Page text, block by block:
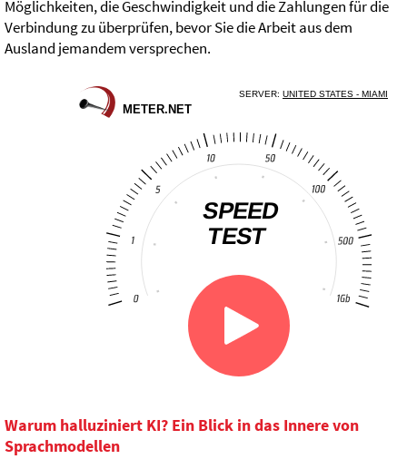
Möglichkeiten, die Geschwindigkeit und die Zahlungen für die
Verbindung zu überprüfen, bevor Sie die Arbeit aus dem
Ausland jemandem versprechen.
Warum halluziniert KI? Ein Blick in das Innere von
Sprachmodellen